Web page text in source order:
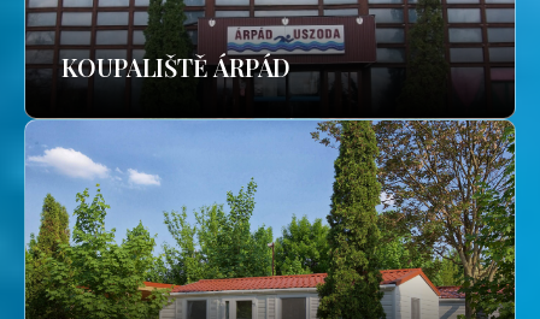
KOUPALIŠTĚ ÁRPÁD